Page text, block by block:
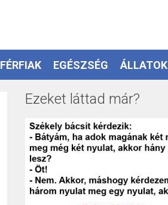
FÉRFIAK EGÉSZSÉG ÁLLATOK
Ezeket láttad már?